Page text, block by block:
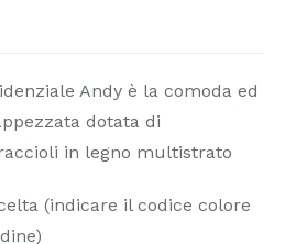
Andy è la comoda ed
dotata di
in legno multistrato
(indicare il codice colore